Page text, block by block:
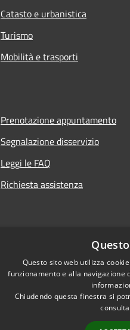
Catasto e urbanistica
Turismo
Mobilità e trasporti
Prenotazione appuntamento
Segnalazione disservizio
Leggi le FAQ
Richiesta assistenza
Questo sito web utilizza
funzionamento e alla navigazione
Chiudendo questa finestra si